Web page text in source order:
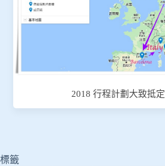
2018 行程計劃大致抵定
標籤